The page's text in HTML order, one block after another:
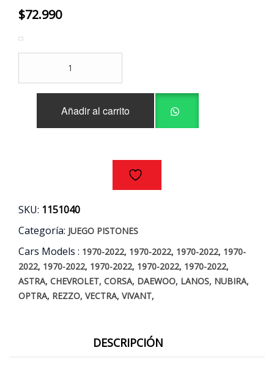
$72.990
STD
CHEVROLET
Añadir al carrito
SKU: 1151040
Categoría: JUEGO PISTONES
Cars Models : 1970-2022, 1970-2022, 1970-2022, 1970-
2022, 1970-2022, 1970-2022, 1970-2022, 1970-2022,
ASTRA, CHEVROLET, CORSA, DAEWOO, LANOS, NUBIRA,
OPTRA, REZZO, VECTRA, VIVANT,
DESCRIPCIÓN